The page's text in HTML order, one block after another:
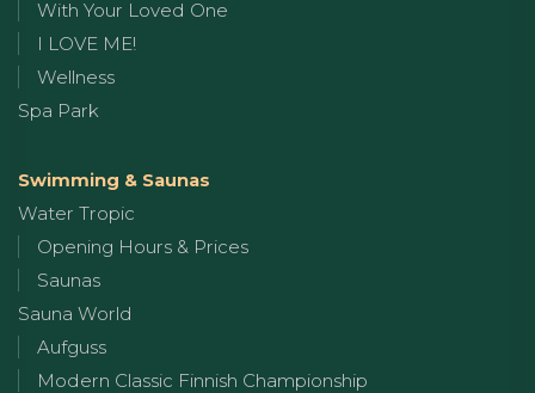
With Your Loved One
I LOVE ME!
Wellness
Spa Park
Swimming & Saunas
Water Tropic
Opening Hours & Prices
Saunas
Sauna World
Aufguss
Modern Classic Finnish Championship